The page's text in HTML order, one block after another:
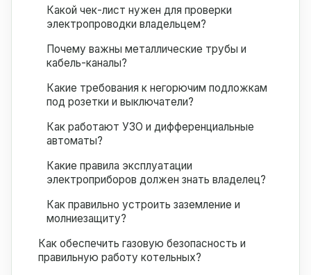
Какой чек-лист нужен для проверки
электропроводки владельцем?
Почему важны металлические трубы и
кабель-каналы?
Какие требования к негорючим подложкам
под розетки и выключатели?
Как работают УЗО и дифференциальные
автоматы?
Какие правила эксплуатации
электроприборов должен знать владелец?
Как правильно устроить заземление и
молниезащиту?
Как обеспечить газовую безопасность и
правильную работу котельных?